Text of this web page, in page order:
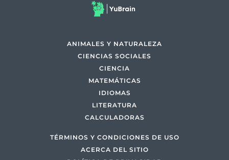
ANIMALES Y NATURALEZA
CIENCIAS SOCIALES
CIENCIA
MATEMÁTICAS
IDIOMAS
LITERATURA
CALCULADORAS
TÉRMINOS Y CONDICIONES DE USO
ACERCA DEL SITIO